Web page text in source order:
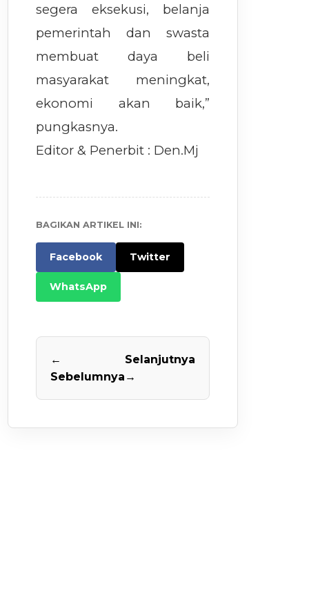
segera eksekusi, belanja
pemerintah dan swasta
membuat daya beli
masyarakat meningkat,
ekonomi akan baik,”
pungkasnya.
Editor & Penerbit : Den.Mj
BAGIKAN ARTIKEL INI:
Facebook Twitter
WhatsApp
←
Sebelumnya
Selanjutnya
→